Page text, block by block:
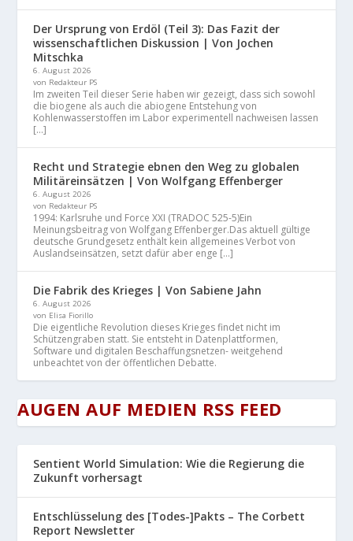
Der Ursprung von Erdöl (Teil 3): Das Fazit der
wissenschaftlichen Diskussion | Von Jochen
Mitschka
6. August 2026
von Redakteur PS
Im zweiten Teil dieser Serie haben wir gezeigt, dass sich sowohl
die biogene als auch die abiogene Entstehung von
Kohlenwasserstoffen im Labor experimentell nachweisen lassen
[…]
Recht und Strategie ebnen den Weg zu globalen
Militäreinsätzen | Von Wolfgang Effenberger
6. August 2026
von Redakteur PS
1994: Karlsruhe und Force XXI (TRADOC 525-5)Ein
Meinungsbeitrag von Wolfgang Effenberger.Das aktuell gültige
deutsche Grundgesetz enthält kein allgemeines Verbot von
Auslandseinsätzen, setzt dafür aber enge […]
Die Fabrik des Krieges | Von Sabiene Jahn
6. August 2026
von Elisa Fiorillo
Die eigentliche Revolution dieses Krieges findet nicht im
Schützengraben statt. Sie entsteht in Datenplattformen,
Software und digitalen Beschaffungsnetzen- weitgehend
unbeachtet von der öffentlichen Debatte.
AUGEN AUF MEDIEN RSS FEED
Sentient World Simulation: Wie die Regierung die
Zukunft vorhersagt
Entschlüsselung des [Todes-]Pakts – The Corbett
Report Newsletter